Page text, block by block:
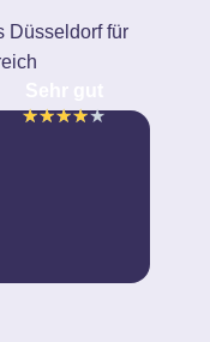
Düsseldorf für
★★★★★